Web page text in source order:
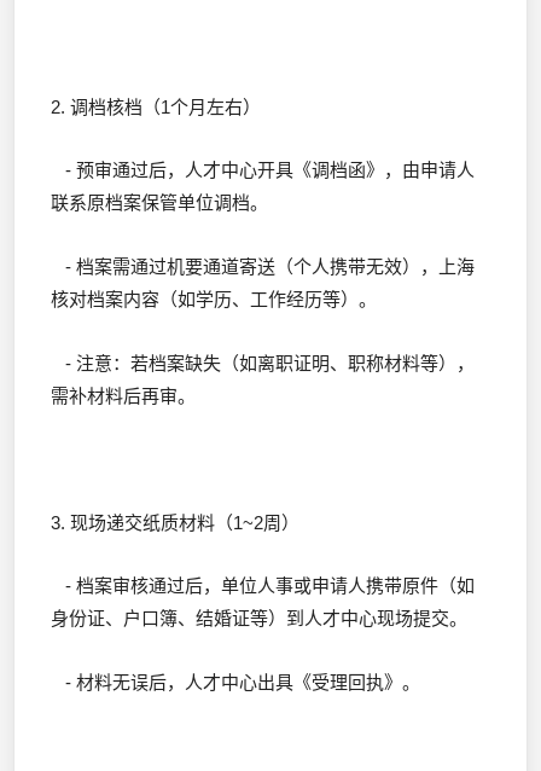
2. 调档核档（1个月左右）
- 预审通过后，人才中心开具《调档函》，由申请人
联系原档案保管单位调档。
- 档案需通过机要通道寄送（个人携带无效），上海
核对档案内容（如学历、工作经历等）。
- 注意：若档案缺失（如离职证明、职称材料等），
需补材料后再审。
3. 现场递交纸质材料（1~2周）
- 档案审核通过后，单位人事或申请人携带原件（如
身份证、户口簿、结婚证等）到人才中心现场提交。
- 材料无误后，人才中心出具《受理回执》。